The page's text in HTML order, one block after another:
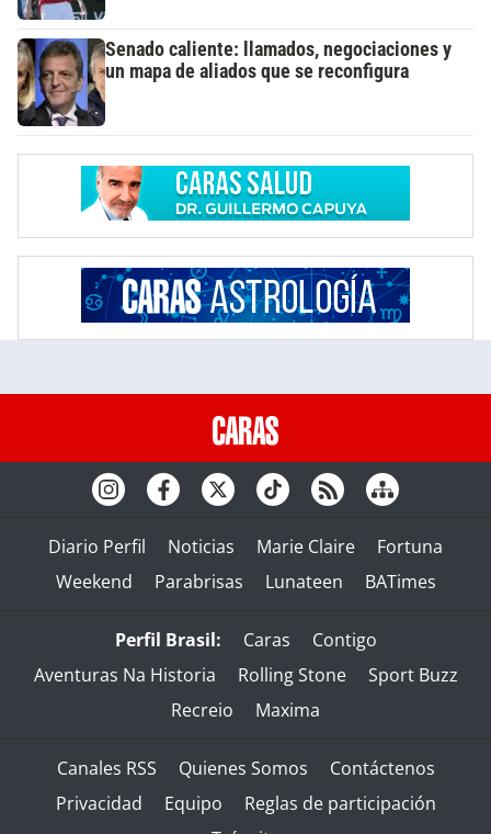
Senado caliente: llamados, negociaciones y
un mapa de aliados que se reconfigura
Diario Perfil Noticias Marie Claire
Fortuna
Weekend
Parabrisas Lunateen BATimes
Perfil Brasil: Caras
Contigo
Aventuras Na Historia
Rolling Stone
Sport Buzz
Recreio
Maxima
Canales RSS Quienes Somos
Contáctenos
Privacidad
Equipo
Reglas de participación